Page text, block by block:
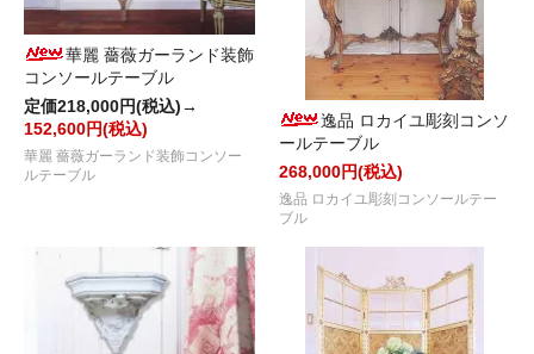
華麗 薔薇ガーランド装飾
コンソールテーブル
定価218,000円(税込)→
152,600円(税込)
華麗 薔薇ガーランド装飾コンソー
ルテーブル
逸品 ロカイユ彫刻コンソ
ールテーブル
268,000円(税込)
逸品 ロカイユ彫刻コンソールテー
ブル